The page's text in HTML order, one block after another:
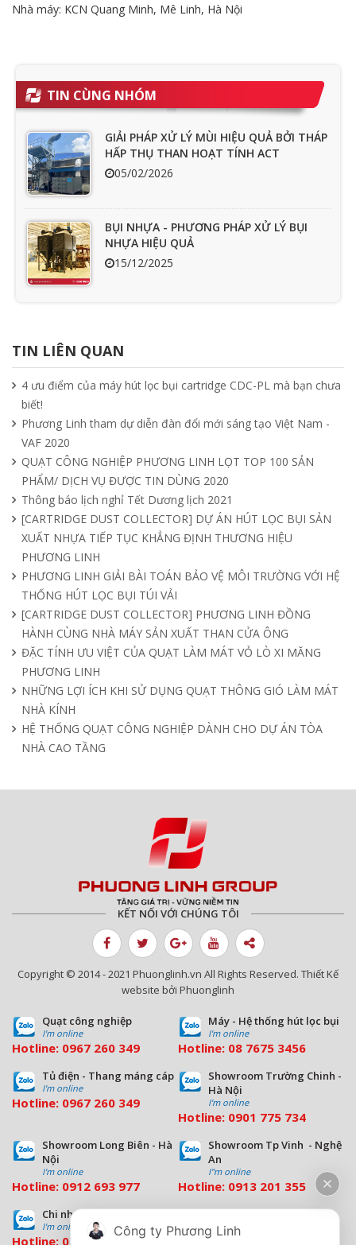
Nhà máy: KCN Quang Minh, Mê Linh, Hà Nội
TIN CÙNG NHÓM
GIẢI PHÁP XỬ LÝ MÙI HIỆU QUẢ BỞI THÁP
HẤP THỤ THAN HOẠT TÍNH ACT
05/02/2026
BỤI NHỰA - PHƯƠNG PHÁP XỬ LÝ BỤI
NHỰA HIỆU QUẢ
15/12/2025
15/04/2025
11/04/2025
Quạt nồi hơi công nghiệp và cách phân
loại theo mục đích sử dụng chuẩn nhất
04/04/2025
TIN LIÊN QUAN
4 ưu điểm của máy hút lọc bụi cartridge CDC-PL mà bạn chưa
biết!
Phương Linh tham dự diễn đàn đổi mới sáng tạo Việt Nam -
VAF 2020
QUẠT CÔNG NGHIỆP PHƯƠNG LINH LỌT TOP 100 SẢN
PHẨM/ DỊCH VỤ ĐƯỢC TIN DÙNG 2020
Thông báo lịch nghỉ Tết Dương lịch 2021
[CARTRIDGE DUST COLLECTOR] DỰ ÁN HÚT LỌC BỤI SẢN
XUẤT NHỰA TIẾP TỤC KHẲNG ĐỊNH THƯƠNG HIỆU
PHƯƠNG LINH
PHƯƠNG LINH GIẢI BÀI TOÁN BẢO VỆ MÔI TRƯỜNG VỚI HỆ
THỐNG HÚT LỌC BỤI TÚI VẢI
[CARTRIDGE DUST COLLECTOR] PHƯƠNG LINH ĐỒNG
HÀNH CÙNG NHÀ MÁY SẢN XUẤT THAN CỬA ÔNG
ĐẶC TÍNH ƯU VIỆT CỦA QUẠT LÀM MÁT VỎ LÒ XI MĂNG
PHƯƠNG LINH
NHỮNG LỢI ÍCH KHI SỬ DỤNG QUẠT THÔNG GIÓ LÀM MÁT
NHÀ KÍNH
HỆ THỐNG QUẠT CÔNG NGHIỆP DÀNH CHO DỰ ÁN TÒA
NHÀ CAO TẦNG
KẾT NỐI VỚI CHÚNG TÔI
Copyright © 2014 - 2021 Phuonglinh.vn All Rights Reserved. Thiết Kế
website bởi Phuonglinh
Quạt công nghiệp
I'm online
Hotline: 0967 260 349
Máy - Hệ thống hút lọc bụi
I'm online
Hotline: 08 7675 3456
Tủ điện - Thang máng cáp
I'm online
Hotline: 0967 260 349
Showroom Trường Chinh -
Hà Nội
I'm online
Hotline: 0901 775 734
Showroom Long Biên - Hà
Nội
I'm online
Hotline: 0912 693 977
Showroom Tp Vinh - Nghệ
An
I''m online
Hotline: 0913 201 355
Chi nhánh Đà Nẵng
I'm online
Hotline: 0963 544 563
Chi nhánh Hồ Chí Minh
I'm online
Hotline:0909 503 696
Công ty Phương Linh